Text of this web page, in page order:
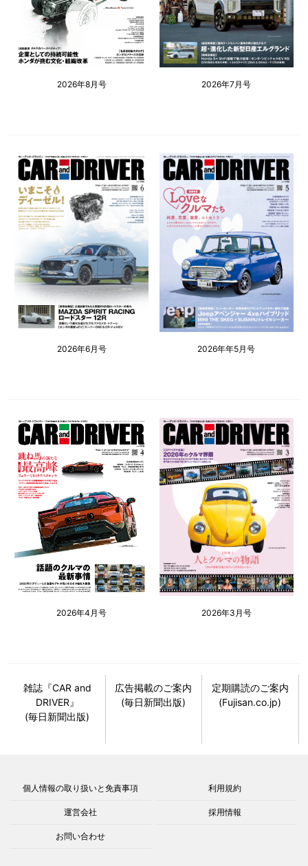
2026年8月号 2026年7月号
2026年6月号 2026年年5月号
2026年4月号 2026年3月号
雑誌『CAR and
DRIVER』
(毎日新聞出版)
広告掲載のご案内
(毎日新聞出版)
定期購読のご案内
(Fujisan.co.jp)
個人情報の取り扱いと免責事項 利用規約
運営会社 採用情報
お問い合わせ